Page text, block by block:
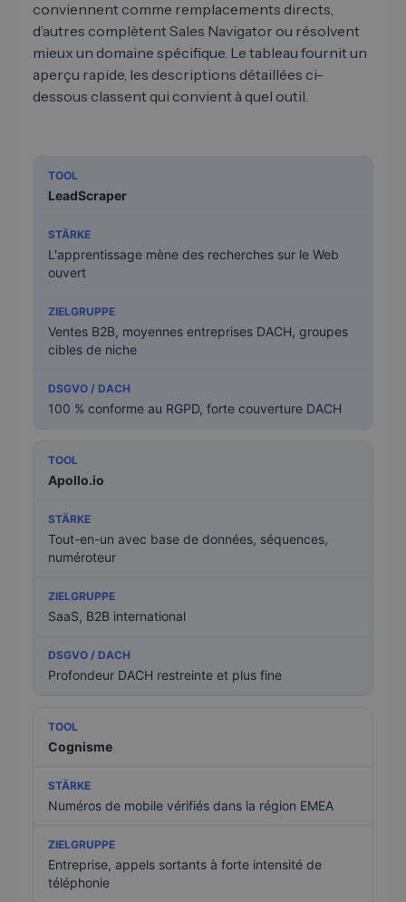
conviennent comme remplacements directs,
d’autres complètent Sales Navigator ou résolvent
mieux un domaine spécifique. Le tableau fournit un
aperçu rapide, les descriptions détaillées ci-
dessous classent qui convient à quel outil.
LeadScraper
L'apprentissage mène des recherches sur le Web
ouvert
Ventes B2B, moyennes entreprises DACH, groupes
cibles de niche
100 % conforme au RGPD, forte couverture DACH
Apollo.io
Tout-en-un avec base de données, séquences,
numéroteur
SaaS, B2B international
Profondeur DACH restreinte et plus fine
Cognisme
Numéros de mobile vérifiés dans la région EMEA
Entreprise, appels sortants à forte intensité de
téléphonie